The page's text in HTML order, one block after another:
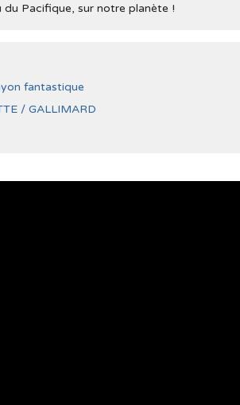
Pacifique, sur notre planète !
fantastique
/ GALLIMARD